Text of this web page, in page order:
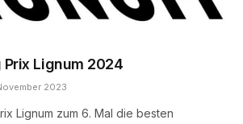
Lignum 2024
2023
Lignum zum 6. Mal die besten